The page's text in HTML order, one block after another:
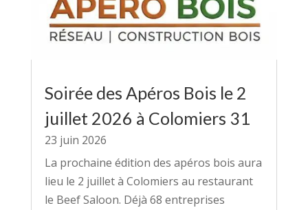
Soirée des Apéros Bois le 2
juillet 2026 à Colomiers 31
23 juin 2026
La prochaine édition des apéros bois aura
lieu le 2 juillet à Colomiers au restaurant
le Beef Saloon. Déjà 68 entreprises